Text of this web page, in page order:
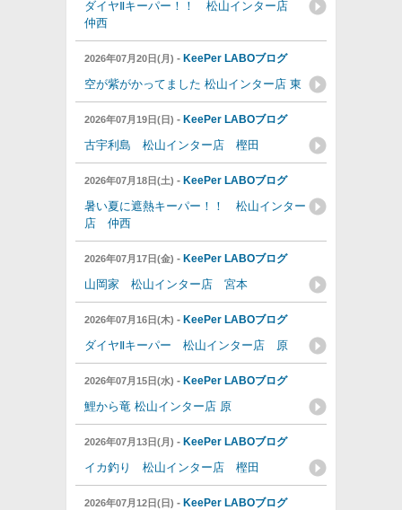
ダイヤⅡキーパー！！ 松山インター店
仲西
2026年07月20日(月) - KeePer LABOブログ
空が紫がかってました 松山インター店 東
2026年07月19日(日) - KeePer LABOブログ
古宇利島 松山インター店 樫田
2026年07月18日(土) - KeePer LABOブログ
暑い夏に遮熱キーパー！！ 松山インター
店 仲西
2026年07月17日(金) - KeePer LABOブログ
山岡家 松山インター店 宮本
2026年07月16日(木) - KeePer LABOブログ
ダイヤⅡキーパー 松山インター店 原
2026年07月15日(水) - KeePer LABOブログ
鯉から竜 松山インター店 原
2026年07月13日(月) - KeePer LABOブログ
イカ釣り 松山インター店 樫田
2026年07月12日(日) - KeePer LABOブログ